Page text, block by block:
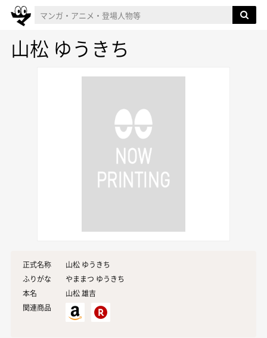
山松 ゆうきち
正式名称
山松 ゆうきち
ふりがな
やままつ ゆうきち
本名
山松雄吉
関連商品